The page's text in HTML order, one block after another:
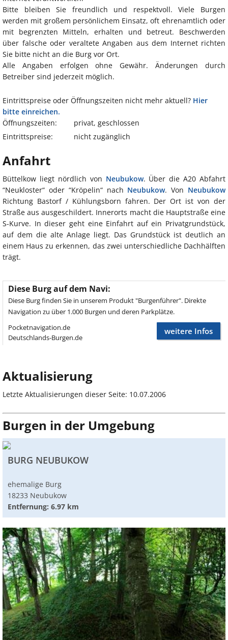
Bitte bleiben Sie freundlich und respektvoll. Viele Burgen
werden mit großem persönlichem Einsatz, oft ehrenamtlich oder
mit begrenzten Mitteln, erhalten und betreut. Beschwerden
über falsche oder veraltete Angaben aus dem Internet richten
Sie bitte nicht an die Burg vor Ort.
Alle Angaben erfolgen ohne Gewähr. Änderungen durch
Betreiber sind jederzeit möglich.
Eintrittspreise oder Öffnungszeiten nicht mehr aktuell? Hier
bitte einreichen.
Öffnungszeiten:
privat, geschlossen
Eintrittspreise:
nicht zugänglich
Anfahrt
Büttelkow liegt nördlich von Neubukow. Über die A20 Abfahrt
“Neukloster“ oder “Kröpelin“ nach Neubukow. Von Neubukow
Richtung Bastorf / Kühlungsborn fahren. Der Ort ist von der
Straße aus ausgeschildert. Innerorts macht die Hauptstraße eine
S-Kurve. In dieser geht eine Einfahrt auf ein Privatgrundstück,
auf dem die alte Anlage liegt. Das Grundstück ist deutlich an
einem Haus zu erkennen, das zwei unterschiedliche Dachhälften
trägt.
Diese Burg auf dem Navi:
Diese Burg finden Sie in unserem Produkt "Burgenführer". Direkte
Navigation zu über 1.000 Burgen und deren Parkplätze.
Pocketnavigation.de
Deutschlands-Burgen.de
weitere Infos
Aktualisierung
Letzte Aktualisierungen dieser Seite: 10.07.2006
Burgen in der Umgebung
BURG NEUBUKOW
ehemalige Burg
18233 Neubukow
Entfernung: 6.97 km